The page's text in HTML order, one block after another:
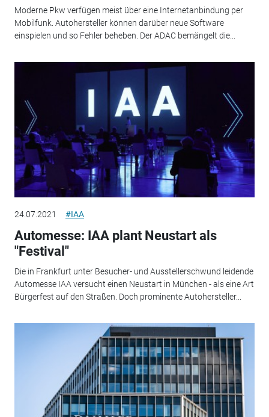
Moderne Pkw verfügen meist über eine Internetanbindung per
Mobilfunk. Autohersteller können darüber neue Software
einspielen und so Fehler beheben. Der ADAC bemängelt die...
24.07.2021 #IAA
Automesse: IAA plant Neustart als
"Festival"
Die in Frankfurt unter Besucher- und Ausstellerschwund leidende
Automesse IAA versucht einen Neustart in München - als eine Art
Bürgerfest auf den Straßen. Doch prominente Autohersteller...